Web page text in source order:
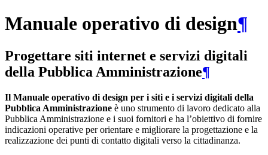
Manuale operativo di design¶
Progettare siti internet e servizi digitali
della Pubblica Amministrazione¶
Il Manuale operativo di design per i siti e i servizi digitali della
Pubblica Amministrazione è uno strumento di lavoro dedicato alla
Pubblica Amministrazione e i suoi fornitori e ha l’obiettivo di fornire
indicazioni operative per orientare e migliorare la progettazione e la
realizzazione dei punti di contatto digitali verso la cittadinanza.